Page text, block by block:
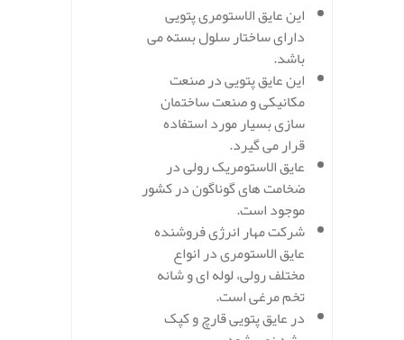
این عایق الاستومری پتویی
دارای ساختار سلول بسته می
باشد.
این عایق پتویی در صنعت
مکانیکی و صنعت ساختمان
سازی بسیار مورد استفاده
قرار می گیرد.
عایق الاستومریک رولی در
ضخامت های گوناگون در کشور
موجود است.
شرکت مهار انرژی فروشنده
عایق الاستومری در انواع
مختلف رولی، لوله ای و شانه
تخم مرغی است.
در عایق پتویی قارچ و کپک